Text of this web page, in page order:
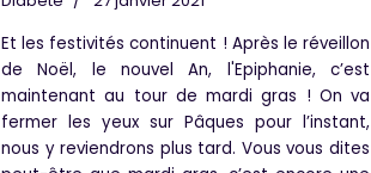
Et les festivités continuent ! Après le réveillon
de Noël, le nouvel An, l'Epiphanie, c’est
maintenant au tour de mardi gras ! On va
fermer les yeux sur Pâques pour l’instant,
nous y reviendrons plus tard. Vous vous dites